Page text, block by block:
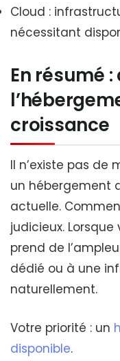
Cloud :
nécessitant
En résumé
croissance
Il n’existe pas de
un hébergement
actuelle.
judicieux.
prend de
dédié ou à une
naturellement.
Votre priorité : un
disponible.